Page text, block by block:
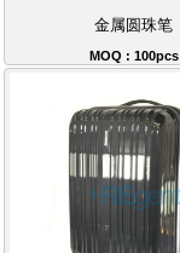
金属圆珠笔
MOQ : 100pcs